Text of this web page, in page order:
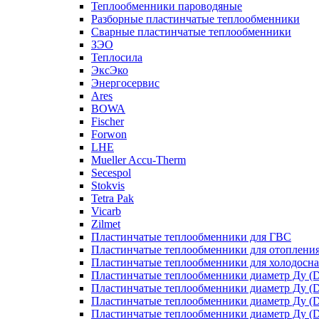
Теплообменники пароводяные
Разборные пластинчатые теплообменники
Сварные пластинчатые теплообменники
ЗЭО
Теплосила
ЭксЭко
Энергосервис
Ares
BOWA
Fischer
Forwon
LHE
Mueller Accu-Therm
Secespol
Stokvis
Tetra Pak
Vicarb
Zilmet
Пластинчатые теплообменники для ГВС
Пластинчатые теплообменники для
Пластинчатые теплообменники для
Пластинчатые теплообменники диаметр Ду
Пластинчатые теплообменники диаметр Ду
Пластинчатые теплообменники диаметр Ду
Пластинчатые теплообменники диаметр Ду